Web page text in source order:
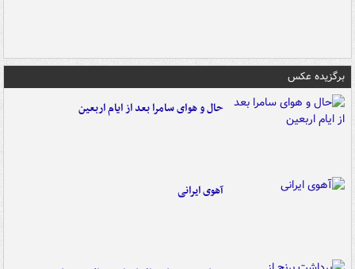
برگزیده عکس
حال و هوای سامرا بعد از ایام اربعین
آهوی ایرانی